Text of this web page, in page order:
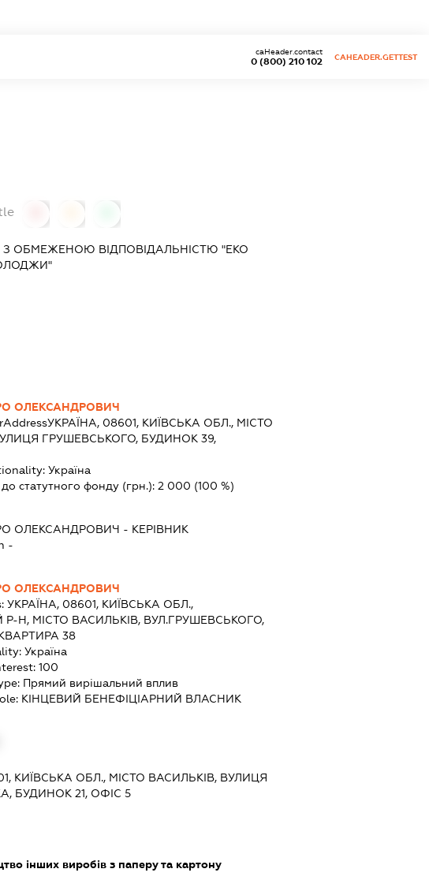
0 (800) 210 102
caHeader.contact
CAHEADER.GETTEST
ОБМЕЖЕНОЮ ВІДПОВІДАЛЬНІСТЮ "ЕКО
ОЛЕКСАНДРОВИЧ
УКРАЇНА, 08601, КИЇВСЬКА ОБЛ., МІСТО
ГРУШЕВСЬКОГО, БУДИНОК 39,
Україна
статутного фонду (грн.): 2 000 (100 %)
ОЛЕКСАНДРОВИЧ - КЕРІВНИК
-
ОЛЕКСАНДРОВИЧ
УКРАЇНА, 08601, КИЇВСЬКА ОБЛ.,
Р-Н, МІСТО ВАСИЛЬКІВ, ВУЛ.ГРУШЕВСЬКОГО,
38
Україна
100
Прямий вирішальний вплив
КІНЦЕВИЙ БЕНЕФІЦІАРНИЙ ВЛАСНИК
КИЇВСЬКА ОБЛ., МІСТО ВАСИЛЬКІВ, ВУЛИЦЯ
БУДИНОК 21, ОФІС 5
інших виробів з паперу та картону